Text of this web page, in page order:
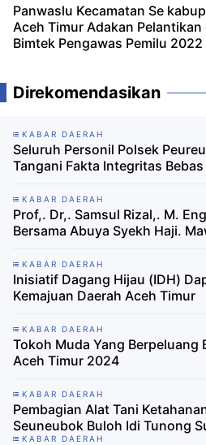
Panwaslu Kecamatan Se
Aceh Timur Adakan Pelantikan
Bimtek Pengawas Pemilu 2022
Direkomendasikan
KABAR DAERAH
Seluruh Personil Polsek
Tangani Fakta Integritas
KABAR DAERAH
Prof,. Dr,. Samsul Rizal,. M.
Bersama Abuya Syekh Haji.
KABAR DAERAH
Inisiatif Dagang Hijau (IDH)
Kemajuan Daerah Aceh Timur
KABAR DAERAH
Tokoh Muda Yang Berpeluang
Aceh Timur 2024
KABAR DAERAH
Pembagian Alat Tani
Seuneubok Buloh Idi Tunong
KABAR DAERAH